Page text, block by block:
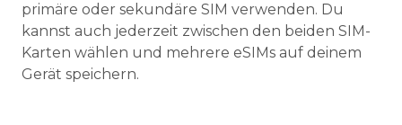
primäre oder sekundäre SIM verwenden. Du
kannst auch jederzeit zwischen den beiden SIM-
Karten wählen und mehrere eSIMs auf deinem
Gerät speichern.